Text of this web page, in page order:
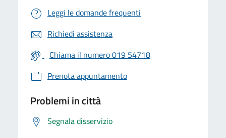
Leggi le domande frequenti
Richiedi assistenza
Chiama il numero 019 54718
Prenota appuntamento
Problemi in città
Segnala disservizio